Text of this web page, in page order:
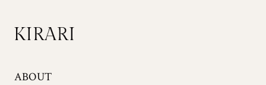
ABOUT